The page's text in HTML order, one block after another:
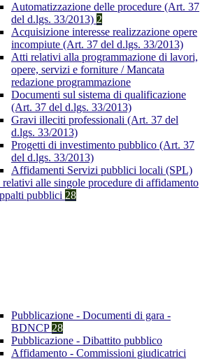
Automatizzazione delle procedure (Art. 37
del d.lgs. 33/2013) 2
Acquisizione interesse realizzazione opere
incompiute (Art. 37 del d.lgs. 33/2013)
Atti relativi alla programmazione di lavori,
opere, servizi e forniture / Mancata
redazione programmazione
Documenti sul sistema di qualificazione
(Art. 37 del d.lgs. 33/2013)
Gravi illeciti professionali (Art. 37 del
d.lgs. 33/2013)
Progetti di investimento pubblico (Art. 37
del d.lgs. 33/2013)
Affidamenti Servizi pubblici locali (SPL)
alle singole procedure di affidamento
pubblici 28
Pubblicazione - Documenti di gara -
BDNCP 28
Pubblicazione - Dibattito pubblico
Affidamento - Commissioni giudicatrici